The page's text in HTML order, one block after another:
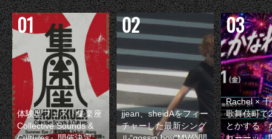
体験型フェス『集楽座
Collective Sounds &
jjean、sheidAをフィー
チャーした最新シング
Rachel ×
歌舞伎町で
とかする『